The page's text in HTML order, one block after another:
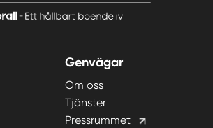
Genvägar
Om oss
Tjänster
Pressrummet